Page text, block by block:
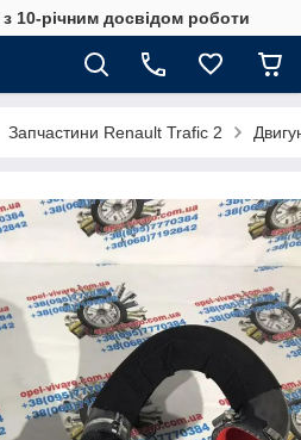
10-річним досвідом роботи
Запчастини Renault Trafic 2